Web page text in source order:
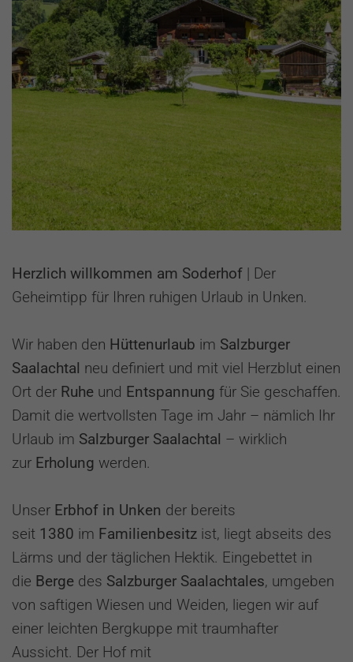
Herzlich willkommen am Soderhof | Der
Geheimtipp für Ihren ruhigen Urlaub in Unken.
Wir haben den Hüttenurlaub im Salzburger
Saalachtal neu definiert und mit viel Herzblut einen
Ort der Ruhe und Entspannung für Sie geschaffen.
Damit die wertvollsten Tage im Jahr – nämlich Ihr
Urlaub im Salzburger Saalachtal – wirklich
zur Erholung werden.
Unser Erbhof in Unken der bereits
seit 1380 im Familienbesitz ist, liegt abseits des
Lärms und der täglichen Hektik. Eingebettet in
die Berge des Salzburger Saalachtales, umgeben
von saftigen Wiesen und Weiden, liegen wir auf
einer leichten Bergkuppe mit traumhafter
Aussicht. Der Hof mit